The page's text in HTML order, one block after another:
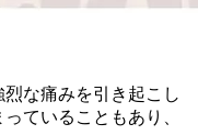
な痛みを引き起こし
ていることもあり、